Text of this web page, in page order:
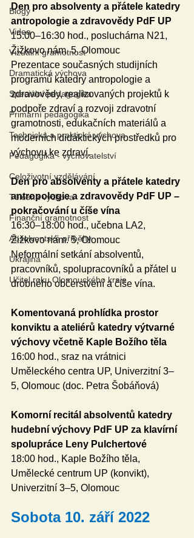
Blogy
Videa
Vizuální gramotnost
Dramatická výchova
Speciální pedagogika
Primární pedagogika
Technická a praktická výchova
Pedagogika - vychovatelství
Celoživotní vzdělávání
Tělesná výchova
Finanční gramotnost
Absolventské příběhy
Ukrajina
Učitel roku Olomouckého kraje
Den pro absolventy a přátele katedry
antropologie a zdravovědy PdF UP
15:00–16:30 hod., posluchárna N21,
Žižkovo nám. 5, Olomouc
Prezentace současných studijních
programů katedry antropologie a
zdravovědy, realizovaných projektů k
podpoře zdraví a rozvoji zdravotní
gramotnosti, edukačních materiálů a
moderních didaktických prostředků pro
výchovu ke zdraví.
Den pro absolventy a přátele katedry
antropologie a zdravovědy PdF UP –
pokračování u číše vína
16:30–18:00 hod., učebna LA2,
Žižkovo nám. 5, Olomouc
Neformální setkání absolventů,
pracovníků, spolupracovníků a přátel u
drobného občerstvení a číše vína.
Komentovaná prohlídka prostor
konviktu a ateliérů katedry výtvarné
výchovy včetně Kaple Božího těla
16:00 hod., sraz na vrátnici
Uměleckého centra UP, Univerzitní 3–
5, Olomouc (doc. Petra Šobáňová)
Komorní recitál absolventů katedry
hudební výchovy PdF UP za klavírní
spolupráce Leny Pulchertové
18:00 hod., Kaple Božího těla,
Umělecké centrum UP (konvikt),
Univerzitní 3–5, Olomouc
Sobota 10. září 2022